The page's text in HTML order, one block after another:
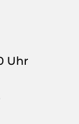
Uhr